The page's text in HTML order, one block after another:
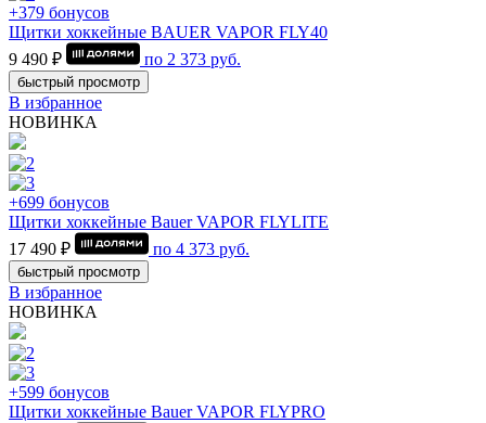
+379 бонусов
Щитки хоккейные BAUER VAPOR FLY40
9 490 ₽
по 2 373 руб.
быстрый просмотр
В избранное
НОВИНКА
+699 бонусов
Щитки хоккейные Bauer VAPOR FLYLITE
17 490 ₽
по 4 373 руб.
быстрый просмотр
В избранное
НОВИНКА
+599 бонусов
Щитки хоккейные Bauer VAPOR FLYPRO